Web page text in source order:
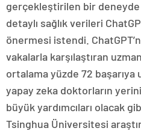
gerçekleştirilen bir deneyde
detaylı sağlık verileri
önermesi istendi.
vakalarla karşılaştıran
ortalama yüzde 72 başarıya
yapay zeka doktorların
büyük yardımcıları olacak
Tsinghua Üniversitesi